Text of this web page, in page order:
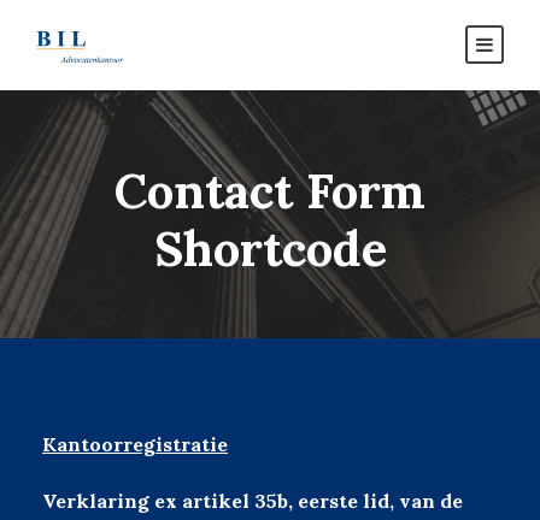
Contact Form
Shortcode
Kantoorregistratie
Verklaring ex artikel 35b, eerste lid, van de